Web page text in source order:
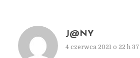
J@NY
4 czerwca 2021 o 22 h